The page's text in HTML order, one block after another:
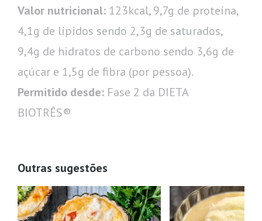
Valor nutricional:123kcal, 9,7g de proteína,
4,1g de lípidos sendo 2,3g de saturados,
9,4g de hidratos de carbono sendo 3,6g de
açúcar e 1,5g de fibra (por pessoa).
Permitido desde:Fase 2 da DIETA
BIOTRÊS®
Outras sugestões